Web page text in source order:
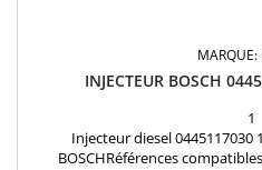
MARQUE:
INJECTEUR BOSCH
1
Injecteur diesel 0445117030
BOSCHRéférences